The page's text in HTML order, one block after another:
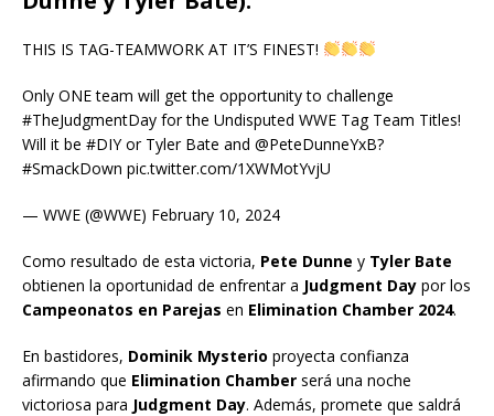
THIS IS TAG-TEAMWORK AT IT’S FINEST!
Only ONE team will get the opportunity to challenge
#TheJudgmentDay for the Undisputed WWE Tag Team Titles!
Will it be #DIY or Tyler Bate and @PeteDunneYxB?
#SmackDown pic.twitter.com/1XWMotYvjU
— WWE (@WWE) February 10, 2024
Como resultado de esta victoria, Pete Dunne y Tyler Bate
obtienen la oportunidad de enfrentar a Judgment Day por los
Campeonatos en Parejas en Elimination Chamber 2024.
En bastidores, Dominik Mysterio proyecta confianza
afirmando que Elimination Chamber será una noche
victoriosa para Judgment Day. Además, promete que saldrá